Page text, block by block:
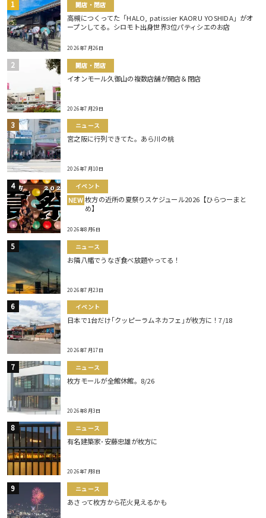
開店・閉店
高槻につくってた「HALO, patissier KAORU YOSHIDA」がオ
ープンしてる。シロモト出身世界3位パティシエのお店
2026年7月26日
開店・閉店
イオンモール久御山の複数店舗が開店＆閉店
2026年7月29日
ニュース
宮之阪に行列できてた。あら川の桃
2026年7月10日
イベント
NEW 枚方の近所の夏祭りスケジュール2026【ひらつーまと
め】
2026年8月6日
ニュース
お隣八幡でうなぎ食べ放題やってる！
2026年7月23日
イベント
日本で1台だけ｢クッピーラムネカフェ｣が枚方に！7/18
2026年7月17日
ニュース
枚方モールが全館休館。8/26
2026年8月3日
ニュース
有名建築家･安藤忠雄が枚方に
2026年7月8日
ニュース
あさって枚方から花火見えるかも